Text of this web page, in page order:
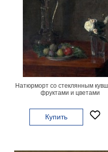
Натюрморт со стеклянным
фруктами и цветами
Купить